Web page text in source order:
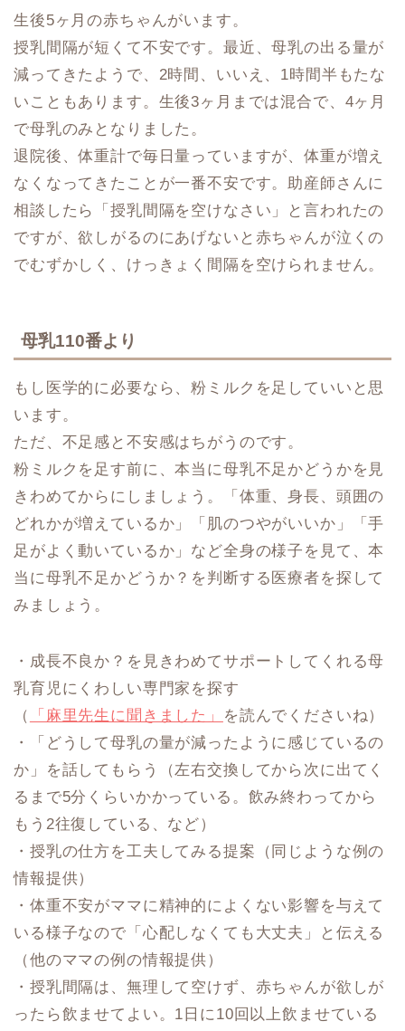
生後5ヶ月の赤ちゃんがいます。
授乳間隔が短くて不安です。最近、母乳の出る量が
減ってきたようで、2時間、いいえ、1時間半もたな
いこともあります。生後3ヶ月までは混合で、4ヶ月
で母乳のみとなりました。
退院後、体重計で毎日量っていますが、体重が増え
なくなってきたことが一番不安です。助産師さんに
相談したら「授乳間隔を空けなさい」と言われたの
ですが、欲しがるのにあげないと赤ちゃんが泣くの
でむずかしく、けっきょく間隔を空けられません。
母乳110番より
もし医学的に必要なら、粉ミルクを足していいと思
います。
ただ、不足感と不安感はちがうのです。
粉ミルクを足す前に、本当に母乳不足かどうかを見
きわめてからにしましょう。「体重、身長、頭囲の
どれかが増えているか」「肌のつやがいいか」「手
足がよく動いているか」など全身の様子を見て、本
当に母乳不足かどうか？を判断する医療者を探して
みましょう。
・成長不良か？を見きわめてサポートしてくれる母
乳育児にくわしい専門家を探す
（
「麻里先生に聞きました」
を読んでくださいね）
・「どうして母乳の量が減ったように感じているの
か」を話してもらう（左右交換してから次に出てく
るまで5分くらいかかっている。飲み終わってから
もう2往復している、など）
・授乳の仕方を工夫してみる提案（同じような例の
情報提供）
・体重不安がママに精神的によくない影響を与えて
いる様子なので「心配しなくても大丈夫」と伝える
（他のママの例の情報提供）
・授乳間隔は、無理して空けず、赤ちゃんが欲しが
ったら飲ませてよい。1日に10回以上飲ませている